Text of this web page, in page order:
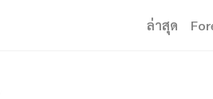
ล่าสุด